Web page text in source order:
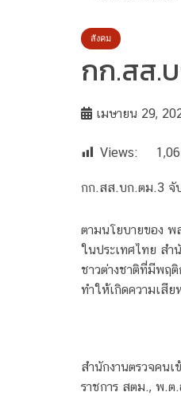
สังคม
กก.สส.
เมษายน 29,
Views:
กก.สส.บก.ตม.3 จั
ตามนโยบายของ พ
ในประเทศไทย ส
ชาวต่างชาติที่มีพฤ
ทำให้เกิดความเสี
สำนักงานตรวจค
ราชการ สตม., พ.ต